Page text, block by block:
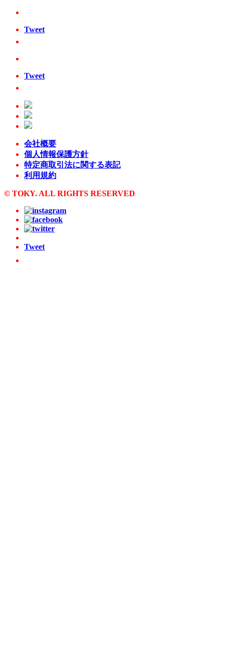
Tweet
Tweet
会社概要
個人情報保護方針
特定商取引法に関する表記
利用規約
© TOKY. ALL RIGHTS RESERVED
Tweet